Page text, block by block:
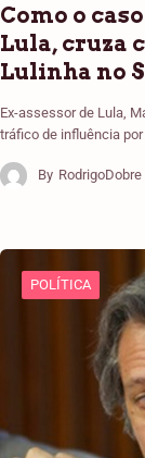
Como o
Lula, cruza
Lulinha no
Ex-assessor de Lula,
tráfico de influência
By RodrigoDobre
POLÍTICA